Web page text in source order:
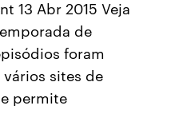
13 Abr 2015 Veja
de
foram
sites de
permite